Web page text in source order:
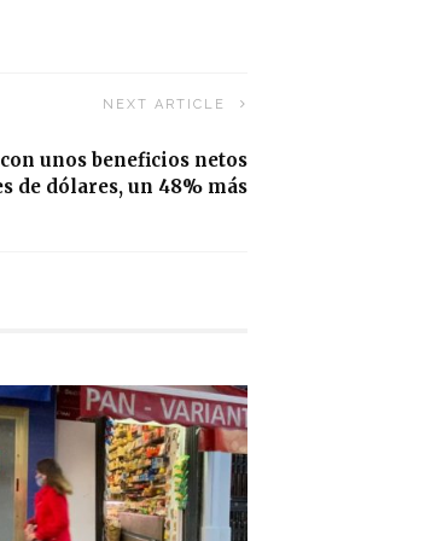
NEXT ARTICLE
unos beneficios netos
de dólares, un 48% más